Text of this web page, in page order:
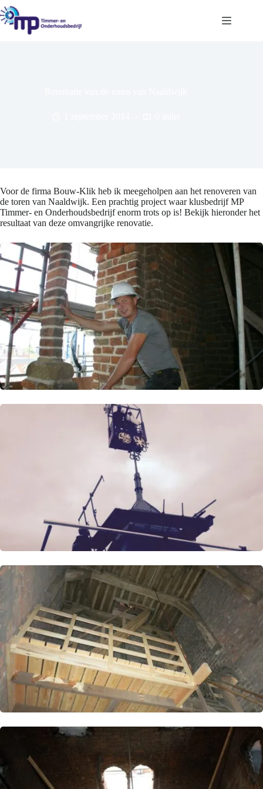
Ga
naar
de
Voor de firma Bouw-Klik heb ik meegeholpen aan het renoveren van
de toren van Naaldwijk. Een prachtig project waar klusbedrijf MP
Timmer- en Onderhoudsbedrijf enorm trots op is! Bekijk hieronder het
resultaat van deze omvangrijke renovatie.